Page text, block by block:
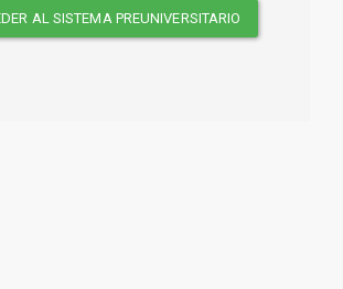
AL SISTEMA PREUNIVERSITARIO